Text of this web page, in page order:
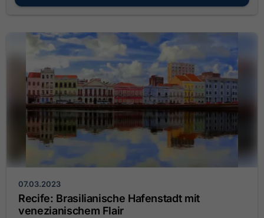
07.03.2023
Recife: Brasilianische Hafenstadt mit
venezianischem Flair